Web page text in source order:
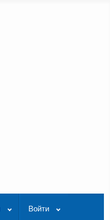
Войти